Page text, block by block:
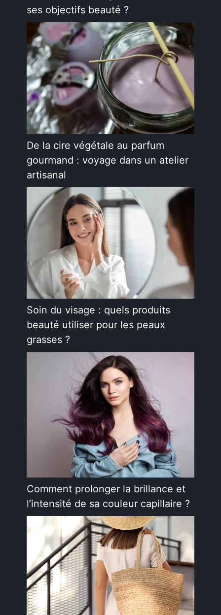
ses objectifs beauté ?
De la cire végétale au parfum
gourmand : voyage dans un atelier
artisanal
Soin du visage : quels produits
beauté utiliser pour les peaux
grasses ?
Comment prolonger la brillance et
l’intensité de sa couleur capillaire ?